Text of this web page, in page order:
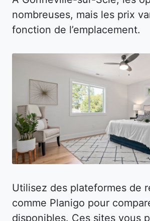
nombreuses, mais les prix
fonction de l’emplacement.
Utilisez des plateformes de
comme Planigo pour
disponibles. Ces sites vous